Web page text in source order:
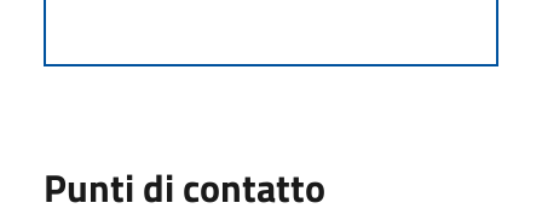
Punti di contatto